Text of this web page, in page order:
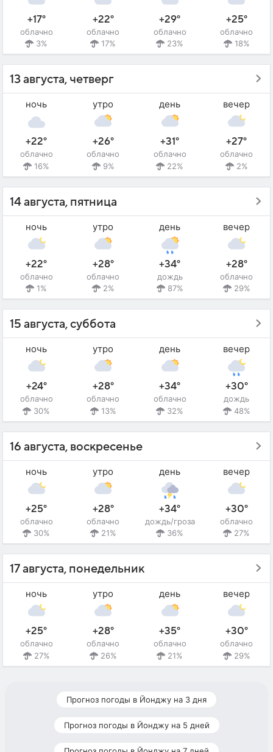
+17°
облачно
3%
+22°
облачно
17%
+29°
облачно
23%
+25°
облачно
18%
13 августа, четверг
ночь
+22°
облачно
16%
утро
+26°
облачно
9%
день
+31°
облачно
22%
вечер
+27°
облачно
2%
14 августа, пятница
ночь
+22°
облачно
1%
утро
+28°
облачно
2%
день
+34°
дождь
87%
вечер
+28°
облачно
29%
15 августа, суббота
ночь
+24°
облачно
30%
утро
+28°
облачно
13%
день
+34°
облачно
32%
вечер
+30°
дождь
48%
16 августа, воскресенье
ночь
+25°
облачно
30%
утро
+28°
облачно
21%
день
+34°
дождь/гроза
36%
вечер
+30°
облачно
27%
17 августа, понедельник
ночь
+25°
облачно
27%
утро
+28°
облачно
26%
день
+35°
облачно
21%
вечер
+30°
облачно
29%
Прогноз погоды в Йонджу на 3 дня
Прогноз погоды в Йонджу на 5 дней